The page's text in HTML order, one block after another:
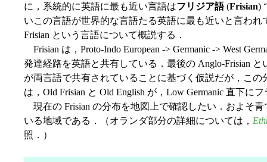
に，系統的に英語に最も近い言語はフリジア語(Frisian)
いこの言語が世界的な言語たる英語に最も近いと言わ
Frisian という言語について概説する．
Frisian は，Proto-Indo European -> Germanic -> West
発達経路を英語と共有している．最後の Anglo-Frisian
が両言語で共有されていることに基づく仮説だが，こ
は，Old Frisian と Old English が，Low Germanic 直下に
現在の Frisian の分布を地図上で確認したい．およそ
いる地域である．（オランダ部分の詳細については，
照．）